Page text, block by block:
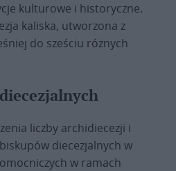
kulturowe i historyczne.
kaliska, utworzona z
do sześciu różnych
liczby archidiecezji i
diecezjalnych w
w ramach